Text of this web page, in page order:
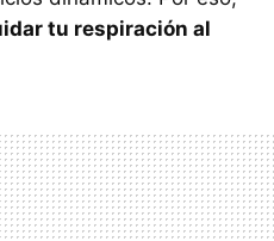
tu respiración al